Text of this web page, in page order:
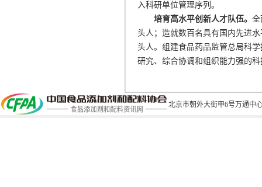
入科研单位管理序列。
培育高水平创新人才队伍。 全
头人；造就数百名具有国内先进
头人。组建食品药品监管总局科
研究、综合协调和组织能力强的
北京市朝外大街甲6号万通中